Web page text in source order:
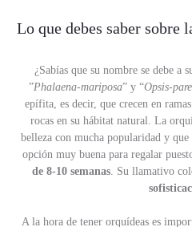
Lo que debes saber sobre
¿Sabías que su nombre se debe a
”Phalaena-mariposa” y “Opsis-
epífita, es decir, que crecen en
rocas en su hábitat natural. La
belleza con mucha popularidad y
opción muy buena para regalar
de 8-10 semanas. Su llamativo
A la hora de tener orquídeas es